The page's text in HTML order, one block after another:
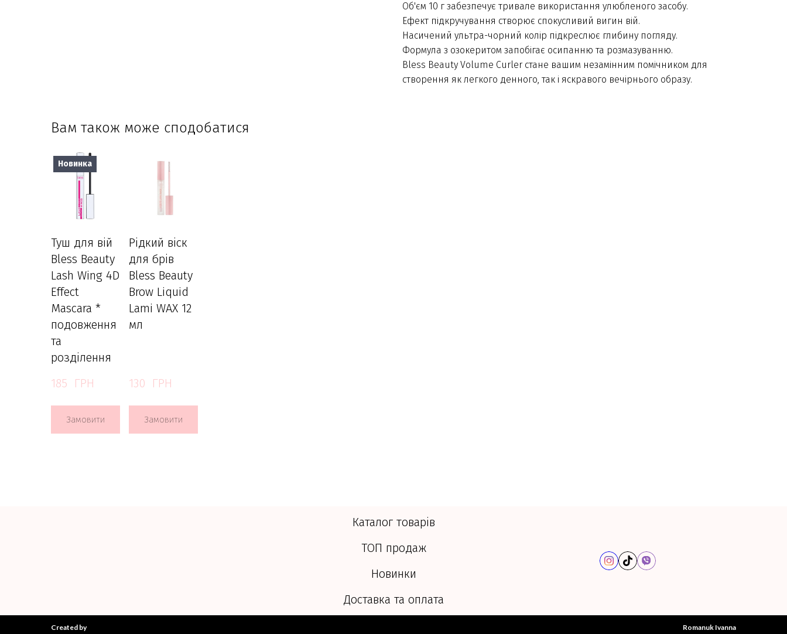
Об'єм 10 г забезпечує тривале використання улюбленого засобу.
Ефект підкручування створює спокусливий вигин вій.
Насичений ультра-чорний колір підкреслює глибину погляду.
Формула з озокеритом запобігає осипанню та розмазуванню.
Bless Beauty Volume Curler стане вашим незамінним помічником для
створення як легкого денного, так і яскравого вечірнього образу.
Вам також може сподобатися
Новинка
Туш для вій
Bless Beauty
Lash Wing 4D
Effect
Mascara *
подовження
та
розділення
185  ГРН
Замовити
Рідкий віск
для брів
Bless Beauty
Brow Liquid
Lami WAX 12
мл
130  ГРН
Замовити
Каталог товарів
ТОП продаж
Новинки
Доставка та оплата
Created by Romanuk Ivanna